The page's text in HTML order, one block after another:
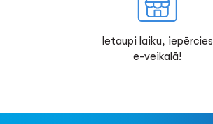
Ietaupi laiku, iepērcies
e-veikalā!